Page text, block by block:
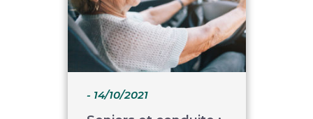
- 14/10/2021